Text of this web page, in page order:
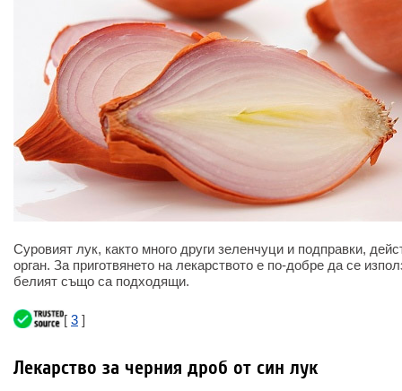
Суровият лук, както много други зеленчуци и подправки,
орган. За приготвянето на лекарството е по-добре да се
белият също са подходящи.
[ 3 ]
Лекарство за черния дроб от син лук